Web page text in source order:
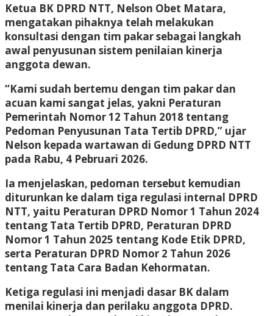
Ketua BK DPRD NTT, Nelson Obet Matara,
mengatakan pihaknya telah melakukan
konsultasi dengan tim pakar sebagai langkah
awal penyusunan sistem penilaian kinerja
anggota dewan.
“Kami sudah bertemu dengan tim pakar dan
acuan kami sangat jelas, yakni Peraturan
Pemerintah Nomor 12 Tahun 2018 tentang
Pedoman Penyusunan Tata Tertib DPRD,” ujar
Nelson kepada wartawan di Gedung DPRD NTT
pada Rabu, 4 Pebruari 2026.
Ia menjelaskan, pedoman tersebut kemudian
diturunkan ke dalam tiga regulasi internal DPRD
NTT, yaitu Peraturan DPRD Nomor 1 Tahun 2024
tentang Tata Tertib DPRD, Peraturan DPRD
Nomor 1 Tahun 2025 tentang Kode Etik DPRD,
serta Peraturan DPRD Nomor 2 Tahun 2026
tentang Tata Cara Badan Kehormatan.
Ketiga regulasi ini menjadi dasar BK dalam
menilai kinerja dan perilaku anggota DPRD.